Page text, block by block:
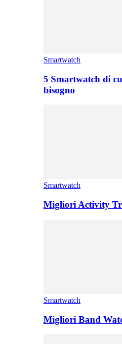
Smartwatch
5 Smartwatch di
bisogno
Smartwatch
Migliori Activity
Smartwatch
Migliori Band